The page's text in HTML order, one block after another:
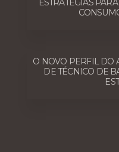
ESTRATÉGIAS
O NOVO PERFIL DO
DE TÉCNICO DE